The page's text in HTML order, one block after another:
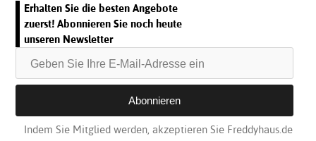
Erhalten Sie die besten Angebote
zuerst! Abonnieren Sie noch heute
unseren Newsletter
Indem Sie Mitglied werden, akzeptieren Sie Freddyhaus.de